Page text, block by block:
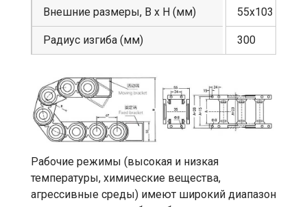
Внешние размеры, В х Н (мм)
Радиус изгиба (мм)
55х103
300
Рабочие режимы (высокая и низкая
температуры, химические вещества,
агрессивные среды) имеют широкий диапазон